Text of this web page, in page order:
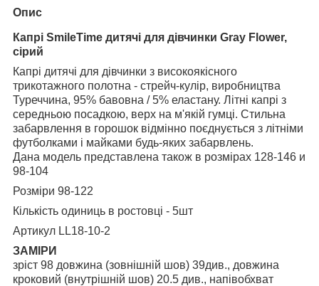
Опис
Капрі SmileTime дитячі для дівчинки Gray Flower,
сірий
Капрі дитячі для дівчинки з високоякісного
трикотажного полотна - стрейч-кулір, виробництва
Туреччина, 95% бавовна / 5% еластану. Літні капрі з
середньою посадкою, верх на м'якій гумці. Стильна
забарвлення в горошок відмінно поєднується з літніми
футболками і майками будь-яких забарвлень.
Дана модель представлена також в розмірах 128-146 и
98-104
Розміри 98-122
Кількість одиниць в ростовці - 5шт
Артикул LL18-10-2
ЗАМІРИ
зріст 98 довжина (зовнішній шов) 39див., довжина
кроковий (внутрішній шов) 20.5 див., напівобхват